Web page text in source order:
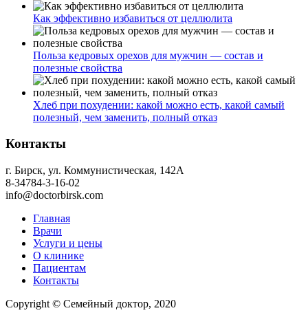
Как эффективно избавиться от целлюлита
Польза кедровых орехов для мужчин — состав и
полезные свойства
Хлеб при похудении: какой можно есть, какой самый
полезный, чем заменить, полный отказ
Контакты
г. Бирск, ул. Коммунистическая, 142А
8-34784-3-16-02
info@doctorbirsk.com
Главная
Врачи
Услуги и цены
О клинике
Пациентам
Контакты
Copyright © Семейный доктор, 2020